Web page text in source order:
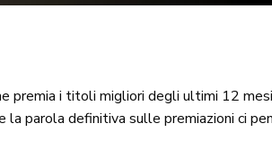
premia i titoli migliori degli ultimi 12
parola definitiva sulle premiazioni ci